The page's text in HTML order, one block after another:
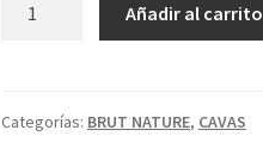
75CL
Añadir al carrito
Categorías: BRUT NATURE, CAVAS